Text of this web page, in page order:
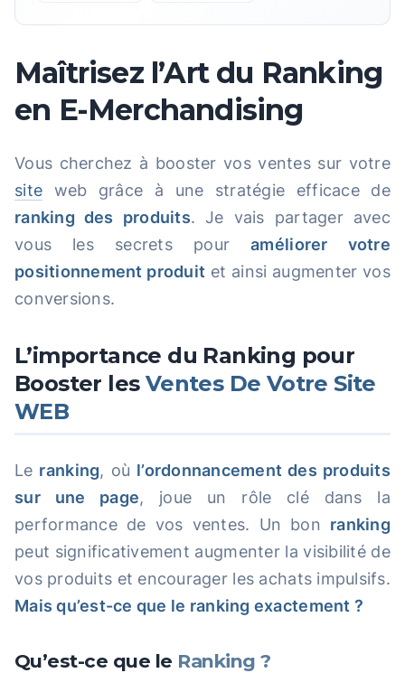
Maîtrisez l’Art du Ranking
en E-Merchandising
Vous cherchez à booster vos ventes sur votre
site web grâce à une stratégie efficace de
ranking des produits. Je vais partager avec
vous les secrets pouraméliorer votre
positionnement produit et ainsi augmenter vos
conversions.
L’importance du Ranking pour
Booster les Ventes De Votre Site
WEB
Le ranking, où l’ordonnancement des produits
sur une page, joue un rôle clé dans la
performance de vos ventes. Un bon ranking
peut significativement augmenter la visibilité de
vos produits et encourager les achats impulsifs.
Mais qu’est-ce que le ranking exactement ?
Qu’est-ce que le Ranking ?